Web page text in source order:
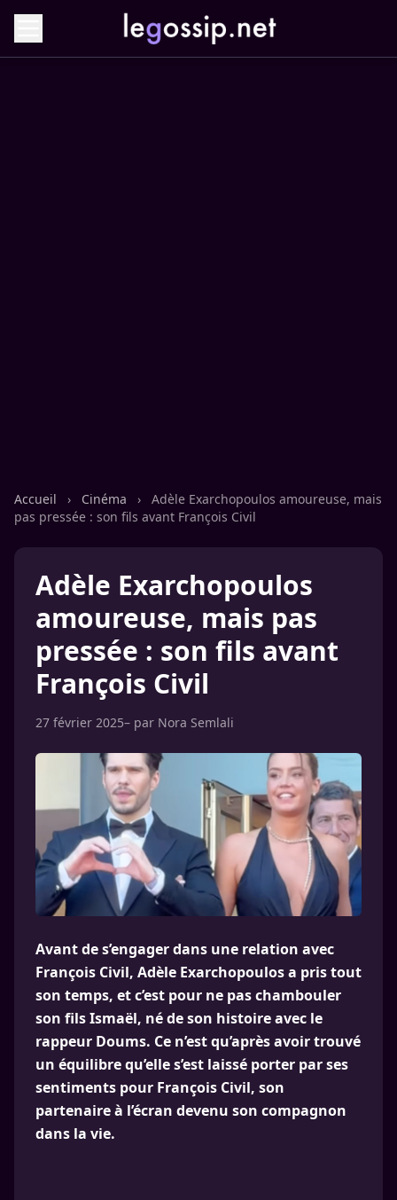
Accueil › Cinéma ›
Adèle Exarchopoulos amoureuse, mais
pas pressée : son fils avant François Civil
Adèle Exarchopoulos
amoureuse, mais pas
pressée : son fils avant
François Civil
27 février 2025– par Nora Semlali
Avant de s’engager dans une relation avec
François Civil, Adèle Exarchopoulos a pris tout
son temps, et c’est pour ne pas chambouler
son fils Ismaël, né de son histoire avec le
rappeur Doums. Ce n’est qu’après avoir trouvé
un équilibre qu’elle s’est laissé porter par ses
sentiments pour François Civil, son
partenaire à l’écran devenu son compagnon
dans la vie.